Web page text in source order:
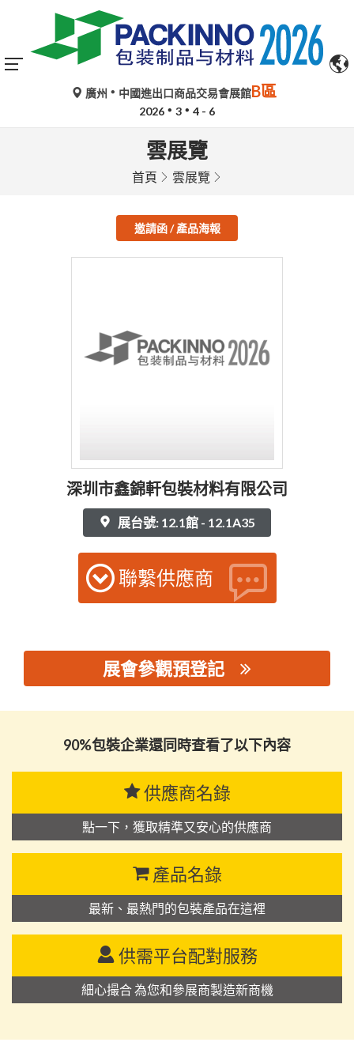
廣州 中國進出口商品交易會展館B區
2026 3 4 - 6
雲展覽
首頁 雲展覽
邀請函 / 產品海報
深圳市鑫錦軒包裝材料有限公司
展台號: 12.1館 - 12.1A35
聯繫供應商
展會參觀預登記
90%包裝企業還同時查看了以下內容
供應商名錄
點一下，獲取精準又安心的供應商
產品名錄
最新、最熱門的包裝產品在這裡
供需平台配對服務
細心撮合 為您和參展商製造新商機